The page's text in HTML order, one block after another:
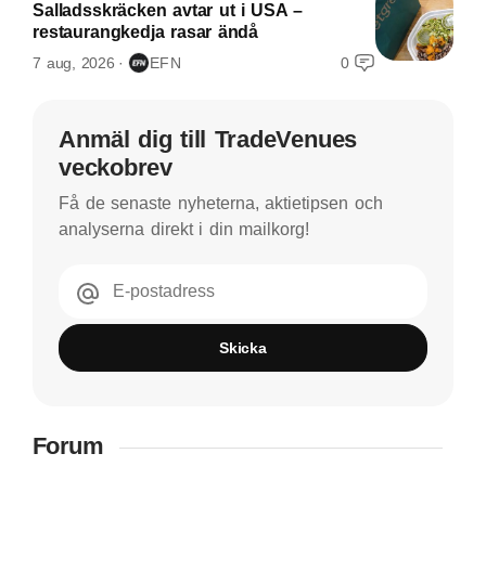
Salladsskräcken avtar ut i USA –
restaurangkedja rasar ändå
7 aug, 2026 EFN 0
Anmäl dig till TradeVenues
veckobrev
Få de senaste nyheterna, aktietipsen och
analyserna direkt i din mailkorg!
E-postadress
Skicka
Forum